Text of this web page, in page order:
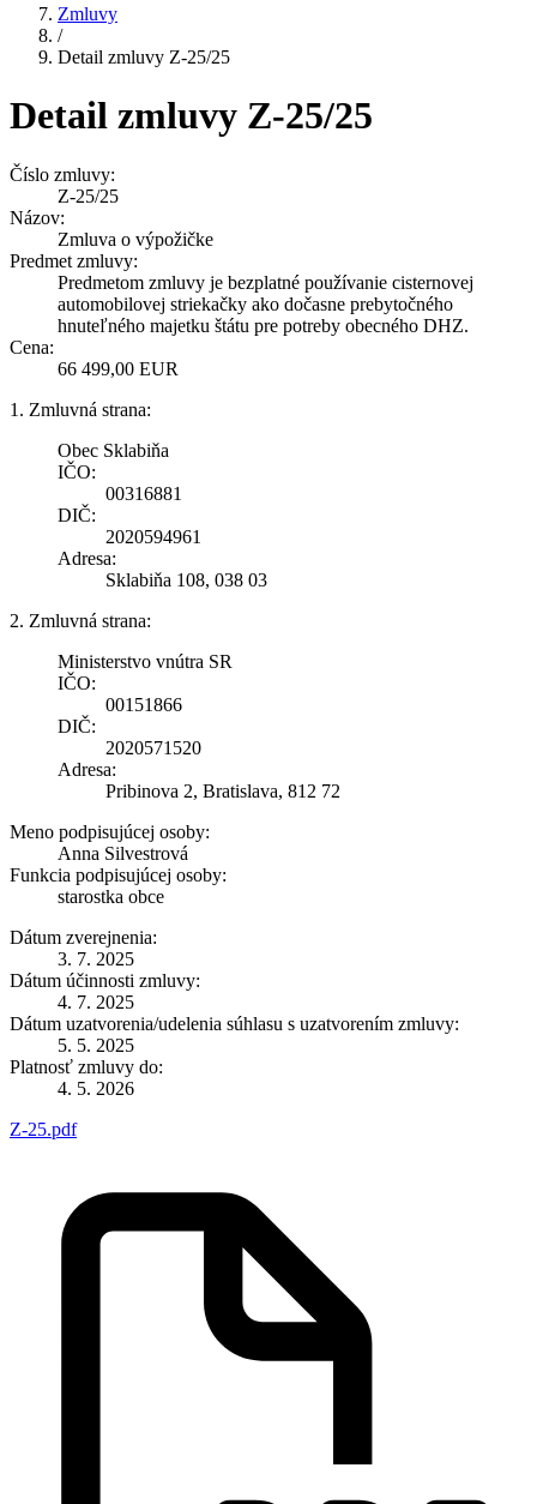
Zmluvy
/
Detail zmluvy Z-25/25
Detail zmluvy Z-25/25
Číslo zmluvy:
Z-25/25
Názov:
Zmluva o výpožičke
Predmet zmluvy:
Predmetom zmluvy je bezplatné používanie cisternovej
automobilovej striekačky ako dočasne prebytočného
hnuteľného majetku štátu pre potreby obecného DHZ.
Cena:
66 499,00 EUR
1. Zmluvná strana:
Obec Sklabiňa
IČO:
00316881
DIČ:
2020594961
Adresa:
Sklabiňa 108, 038 03
2. Zmluvná strana:
Ministerstvo vnútra SR
IČO:
00151866
DIČ:
2020571520
Adresa:
Pribinova 2, Bratislava, 812 72
Meno podpisujúcej osoby:
Anna Silvestrová
Funkcia podpisujúcej osoby:
starostka obce
Dátum zverejnenia:
3. 7. 2025
Dátum účinnosti zmluvy:
4. 7. 2025
Dátum uzatvorenia/udelenia súhlasu s uzatvorením zmluvy:
5. 5. 2025
Platnosť zmluvy do:
4. 5. 2026
Z-25.pdf